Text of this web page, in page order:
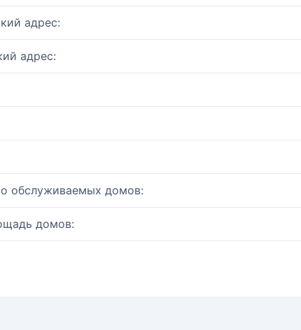
адрес:
адрес:
обслуживаемых домов:
домов: